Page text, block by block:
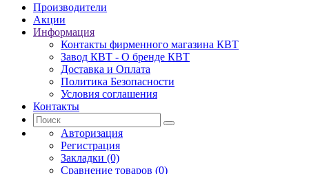
Производители
Акции
Информация
Контакты фирменного магазина КВТ
Завод КВТ - О бренде КВТ
Доставка и Оплата
Политика Безопасности
Условия соглашения
Контакты
Авторизация
Регистрация
Закладки (0)
Сравнение товаров (0)